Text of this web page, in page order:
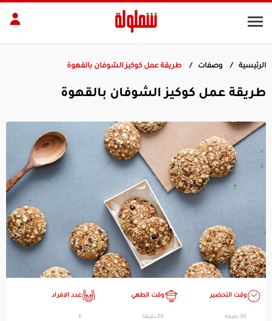
الرئيسية وصفات طريقة عمل كوكيز الشوفان بالقهوة
طريقة عمل كوكيز الشوفان بالقهوة
وقت التحضير
30 دقيقة
وقت الطهي
20 دقيقة
عدد الافراد
6
الجسم
ديكور